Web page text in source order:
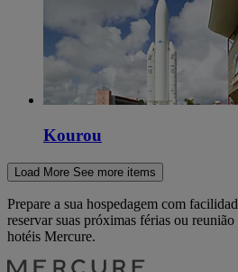
Kourou
Load More See more items
Prepare a sua hospedagem com
reservar suas próximas férias ou
hotéis Mercure.